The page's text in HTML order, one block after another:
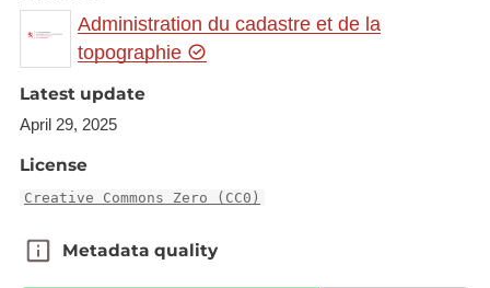
Administration du cadastre et de la
topographie
Latest update
April 29, 2025
License
Creative Commons Zero (CC0)
Metadata quality
Metadata quality